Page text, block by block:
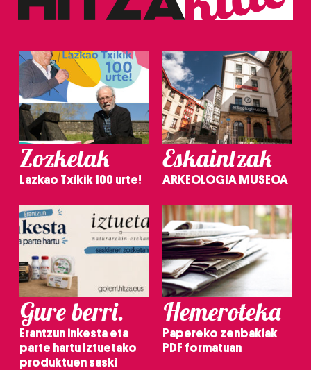
Zozketak
Lazkao Txikik 100 urte!
Eskaintzak
ARKEOLOGIA MUSEOA
Gure berri.
Erantzun inkesta eta
parte hartu Iztuetako
produktuen saski
Hemeroteka
Papereko zenbakiak
PDF formatuan